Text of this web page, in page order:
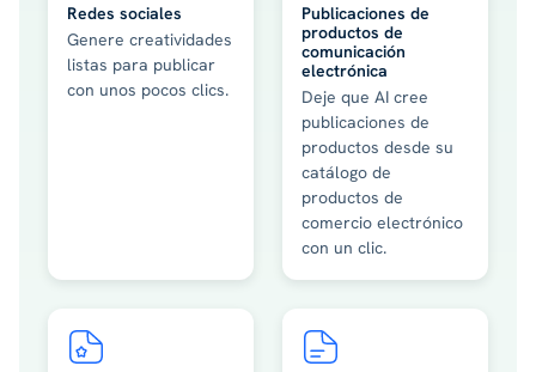
Redes sociales
Genere creatividades
listas para publicar
con unos pocos clics.
Publicaciones de
productos de
comunicación
electrónica
Deje que AI cree
publicaciones de
productos desde su
catálogo de
productos de
comercio electrónico
con un clic.